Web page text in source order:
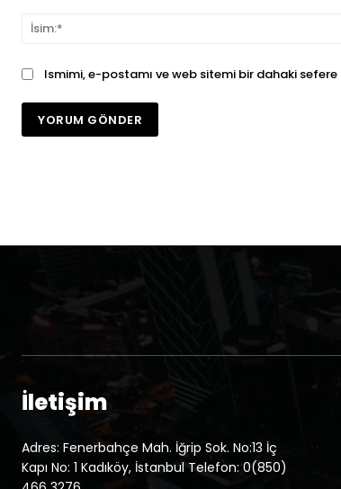
Ismimi, e-postamı ve web sitemi bir dahaki
İletişim
Adres: Fenerbahçe Mah. İğrip Sok. No:13 İç
Kapı No: 1 Kadıköy, İstanbul Telefon: 0(850)